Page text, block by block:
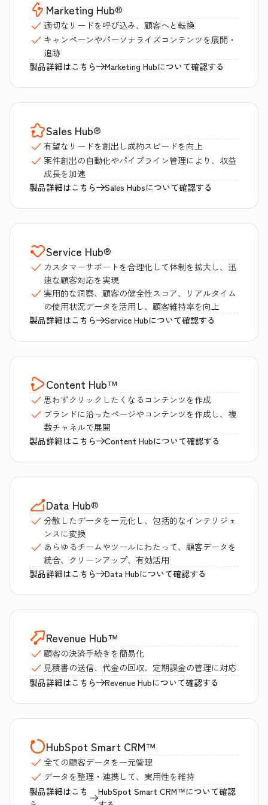
Marketing Hub®
適切なリードを呼び込み、顧客へと転換
キャンペーンやパーソナライズコンテンツを展開・
追跡
製品詳細はこちら
Marketing Hubについて確認する
Sales Hub®
有望なリードを創出し成約スピードを向上
案件創出の自動化やパイプライン管理により、収益
成長を加速
製品詳細はこちら
Sales Hubsについて確認する
Service Hub®
カスタマーサポートを合理化して体制を拡大し、迅
速な顧客対応を実現
実用的な洞察、顧客の健全性スコア、リアルタイム
の使用状況データを活用し、顧客維持率を向上
製品詳細はこちら
Service Hubについて確認する
Content Hub™
思わずクリックしたくなるコンテンツを作成
ブランドに沿ったページやコンテンツを作成し、複
数チャネルで展開
製品詳細はこちら
Content Hubについて確認する
Data Hub®
分散したデータを一元化し、包括的なインテリジェ
ンスに変換
あらゆるチームやツールにわたって、顧客データを
統合、クリーンアップ、有効活用
製品詳細はこちら
Data Hubについて確認する
Revenue Hub™
顧客の決済手続きを簡易化
見積書の送信、代金の回収、定期課金の管理に対応
製品詳細はこちら
Revenue Hubについて確認する
HubSpot Smart CRM™
全ての顧客データを一元管理
データを整理・連携して、実用性を維持
製品詳細はこち
HubSpot Smart CRM™について確認